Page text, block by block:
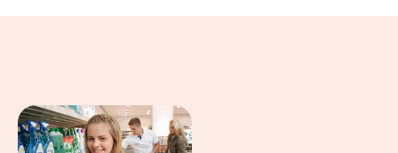
Eindrücke aus dem Arbeitsalltag